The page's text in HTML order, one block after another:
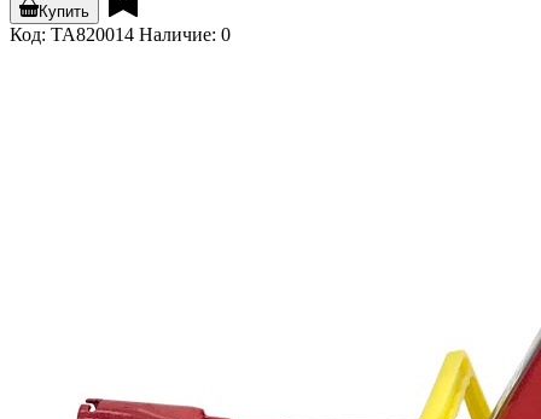
Купить
Код: TA820014 Наличие: 0